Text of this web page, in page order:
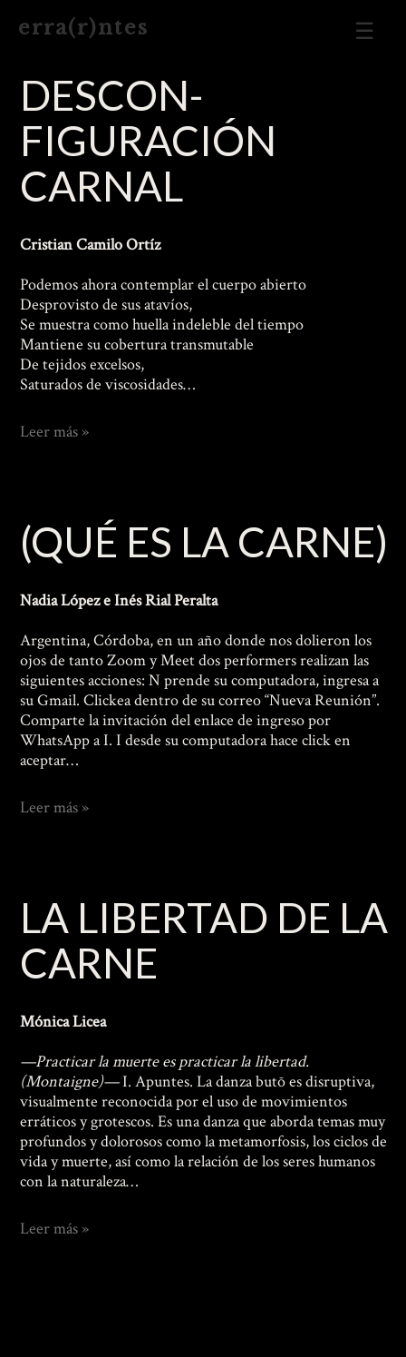
e r r a ( r ) n t e s
DESCON­
FIGURACIÓN
CARNAL
Cristian Camilo Ortíz
Podemos ahora contemplar el cuerpo abierto
Desprovisto de sus atavíos,
Se muestra como huella indeleble del tiempo
Mantiene su cobertura transmutable
De tejidos excelsos,
Saturados de viscosidades…
Desconfiguración
Leer más »
(QUÉ ES LA CARNE)
Nadia López e Inés Rial Peralta
Argentina, Córdoba, en un año donde nos dolieron los
ojos de tanto Zoom y Meet dos performers realizan las
siguientes acciones: N prende su computadora, ingresa a
su Gmail. Clickea dentro de su correo “Nueva Reunión”.
Comparte la invitación del enlace de ingreso por
WhatsApp a I. I desde su computadora hace click en
aceptar…
(Qué
Leer más »
LA LIBERTAD DE LA
CARNE
Mónica Licea
—Practicar la muerte es practicar la libertad.
(Montaigne)—I. Apuntes. La danza butō es disruptiva,
visualmente reconocida por el uso de movimientos
erráticos y grotescos. Es una danza que aborda temas muy
profundos y dolorosos como la metamorfosis, los ciclos de
vida y muerte, así como la relación de los seres humanos
con la naturaleza…
La
Leer más »